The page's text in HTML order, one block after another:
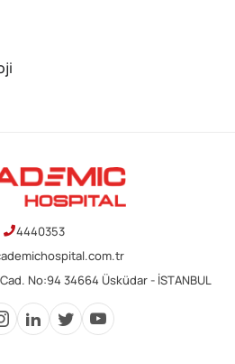
4440353
No:94 34664 Üsküdar - İSTANBUL